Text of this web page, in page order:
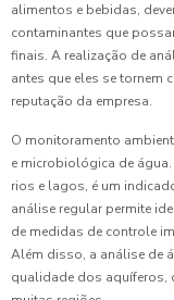
alimentos e bebidas,
contaminantes que
finais. A realização de
antes que eles se tornem
reputação da empresa.
O monitoramento
e microbiológica de
rios e lagos, é um
análise regular permite
de medidas de controle
Além disso, a análise de
qualidade dos aquíferos,